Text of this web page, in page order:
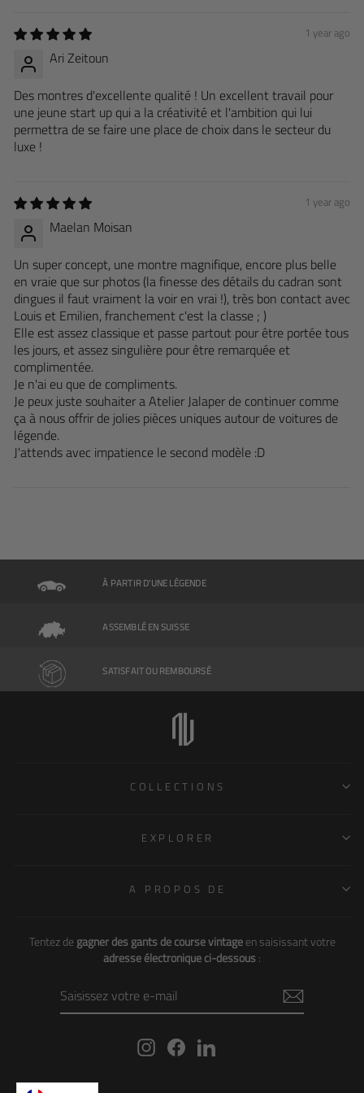
1 year ago
Ari Zeitoun
Des montres d'excellente qualité ! Un excellent travail pour
une jeune start up qui a la créativité et l'ambition qui lui
permettra de se faire une place de choix dans le secteur du
luxe !
1 year ago
Maelan Moisan
Un super concept, une montre magnifique, encore plus belle
en vraie que sur photos (la finesse des détails du cadran sont
dingues il faut vraiment la voir en vrai !), très bon contact avec
Louis et Emilien, franchement c'est la classe ; )
Elle est assez classique et passe partout pour être portée tous
les jours, et assez singulière pour être remarquée et
complimentée.
Je n'ai eu que de compliments.
Je peux juste souhaiter a Atelier Jalaper de continuer comme
ça à nous offrir de jolies pièces uniques autour de voitures de
légende.
J'attends avec impatience le second modèle :D
À PARTIR D'UNE LÉGENDE
ASSEMBLÉ EN SUISSE
SATISFAIT OU REMBOURSÉ
COLLECTIONS
EXPLORER
A PROPOS DE
Tentez degagner des gants de course vintageen saisissant votre
adresse électronique ci-dessous: